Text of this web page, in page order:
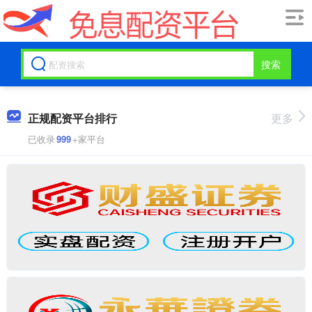
搜索
正规配资平台排行
已收录999+家平台
更多